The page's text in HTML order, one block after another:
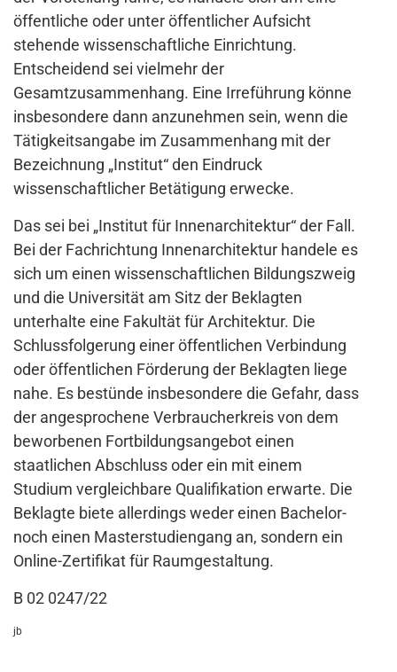
öffentliche oder unter öffentlicher Aufsicht
stehende wissenschaftliche Einrichtung.
Entscheidend sei vielmehr der
Gesamtzusammenhang. Eine Irreführung könne
insbesondere dann anzunehmen sein, wenn die
Tätigkeitsangabe im Zusammenhang mit der
Bezeichnung „Institut“ den Eindruck
wissenschaftlicher Betätigung erwecke.
Das sei bei „Institut für Innenarchitektur“ der Fall.
Bei der Fachrichtung Innenarchitektur handele es
sich um einen wissenschaftlichen Bildungszweig
und die Universität am Sitz der Beklagten
unterhalte eine Fakultät für Architektur. Die
Schlussfolgerung einer öffentlichen Verbindung
oder öffentlichen Förderung der Beklagten liege
nahe. Es bestünde insbesondere die Gefahr, dass
der angesprochene Verbraucherkreis von dem
beworbenen Fortbildungsangebot einen
staatlichen Abschluss oder ein mit einem
Studium vergleichbare Qualifikation erwarte. Die
Beklagte biete allerdings weder einen Bachelor-
noch einen Masterstudiengang an, sondern ein
Online-Zertifikat für Raumgestaltung.
B 02 0247/22
jb